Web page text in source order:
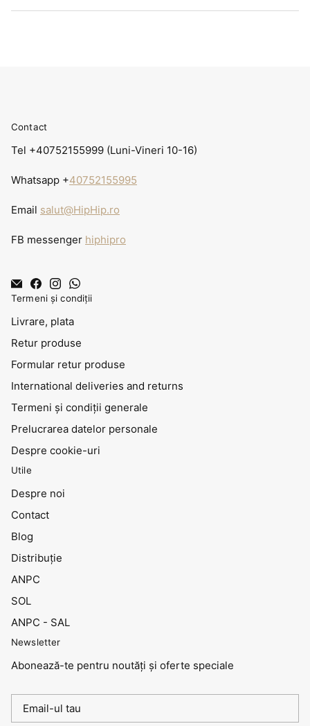
Contact
Tel +40752155999 (Luni-Vineri 10-16)
Whatsapp +40752155995
Email salut@HipHip.ro
FB messenger hiphipro
Termeni și condiții
Livrare, plata
Retur produse
Formular retur produse
International deliveries and returns
Termeni și condiții generale
Prelucrarea datelor personale
Despre cookie-uri
Utile
Despre noi
Contact
Blog
Distribuţie
ANPC
SOL
ANPC - SAL
Newsletter
Abonează-te pentru noutăți și oferte speciale